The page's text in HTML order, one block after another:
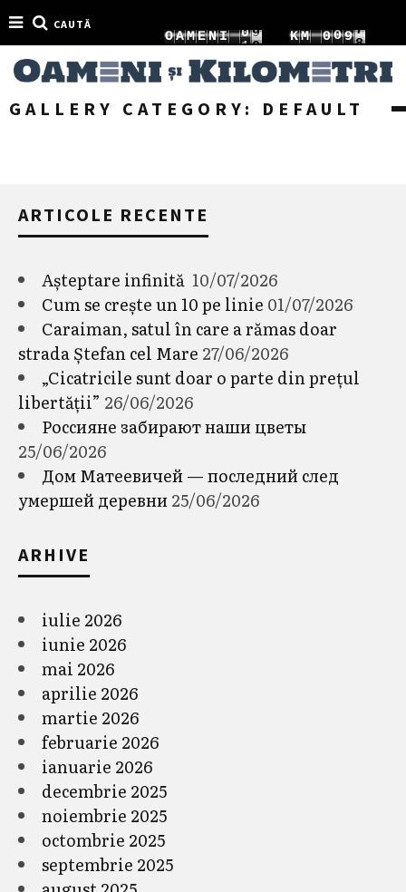
CAUTĂ
OAMENI
10 KM
0
12
10
1
2
3
GALLERY CATEGORY: DEFAULT
ARTICOLE RECENTE
Așteptare infinită 10/07/2026
Cum se crește un 10 pe linie 01/07/2026
Caraiman, satul în care a rămas doar
strada Ștefan cel Mare 27/06/2026
„Cicatricile sunt doar o parte din prețul
libertății” 26/06/2026
Россияне забирают наши цветы
25/06/2026
Дом Матеевичей — последний след
умершей деревни25/06/2026
ARHIVE
iulie 2026
iunie 2026
mai 2026
aprilie 2026
martie 2026
februarie 2026
ianuarie 2026
decembrie 2025
noiembrie 2025
octombrie 2025
septembrie 2025